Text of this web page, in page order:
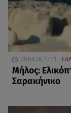
09.08.26, 13:31
Μήλος:
Σαρακήνικο